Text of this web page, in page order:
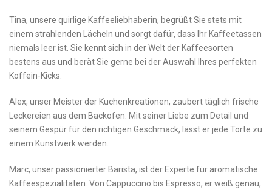
Tina, unsere quirlige Kaffeeliebhaberin, begrüßt Sie stets mit
einem strahlenden Lächeln⁣ und sorgt​ dafür, dass Ihr Kaffeetassen⁣
niemals‍ leer ist. Sie kennt sich in der Welt der Kaffeesorten
bestens aus und berät Sie gerne bei der Auswahl Ihres perfekten
Koffein-Kicks.
Alex, unser Meister der Kuchenkreationen, zaubert⁢ täglich frische⁣
Leckereien aus dem Backofen. Mit seiner Liebe zum Detail‌ und
seinem⁣ Gespür für den richtigen Geschmack, lässt er ⁣jede Torte zu
einem Kunstwerk werden.
Marc, unser passionierter Barista, ist der Experte für aromatische
Kaffeespezialitäten. Von Cappuccino⁤ bis Espresso, er weiß ⁢genau,